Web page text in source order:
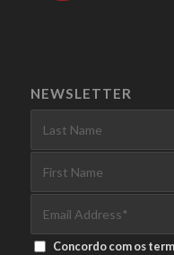
NEWSLETTER
Concordo com os